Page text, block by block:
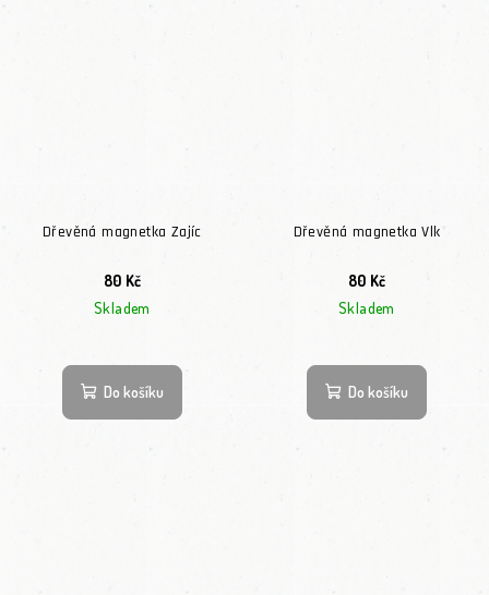
Dřevěná magnetka Zajíc
80 Kč
Skladem
Do košíku
Dřevěná magnetka Vlk
80 Kč
Skladem
Do košíku